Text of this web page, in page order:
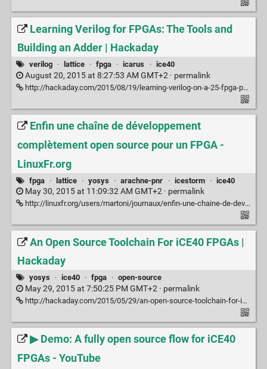
Learning Verilog for FPGAs: The Tools and
Building an Adder | Hackaday
verilog · lattice · fpga · icarus · ice40
August 20, 2015 at 8:27:53 AM GMT+2 · permalink
http://hackaday.com/2015/08/19/learning-verilog-on-a-25-fpga-part-i/
Enfin une chaîne de développement
complètement open source pour un FPGA -
LinuxFr.org
fpga · lattice · yosys · arachne-pnr · icestorm · ice40
May 30, 2015 at 11:09:32 AM GMT+2 · permalink
http://linuxfr.org/users/martoni/journaux/enfin-une-chaine-de-developpement-completement-open-source-pour-un-fpga
An Open Source Toolchain For iCE40 FPGAs |
Hackaday
yosys · ice40 · fpga · open-source
May 29, 2015 at 7:50:25 PM GMT+2 · permalink
http://hackaday.com/2015/05/29/an-open-source-toolchain-for-ice40-fpgas/
▶ Demo: A fully open source flow for iCE40
FPGAs - YouTube